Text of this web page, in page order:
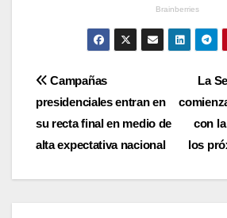
Navegación
de
entradas
La
con
los
Campañas
presidenciales entran en
su recta final en medio de
alta expectativa nacional